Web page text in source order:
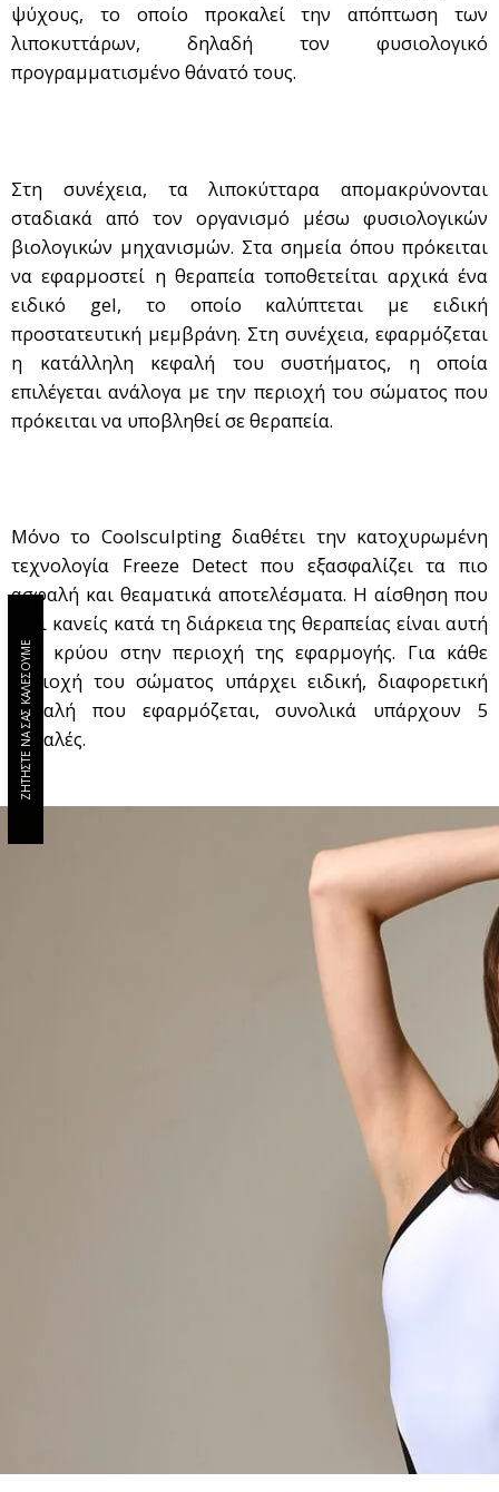
ψύχους, το οποίο προκαλεί την απόπτωση των
λιποκυττάρων, δηλαδή τον φυσιολογικό
προγραμματισμένο θάνατό τους.
Στη συνέχεια, τα λιποκύτταρα απομακρύνονται
σταδιακά από τον οργανισμό μέσω φυσιολογικών
βιολογικών μηχανισμών. Στα σημεία όπου πρόκειται
να εφαρμοστεί η θεραπεία τοποθετείται αρχικά ένα
ειδικό gel, το οποίο καλύπτεται με ειδική
προστατευτική μεμβράνη. Στη συνέχεια, εφαρμόζεται
η κατάλληλη κεφαλή του συστήματος, η οποία
επιλέγεται ανάλογα με την περιοχή του σώματος που
πρόκειται να υποβληθεί σε θεραπεία.
Μόνο το Coolsculpting διαθέτει την κατοχυρωμένη
τεχνολογία Freeze Detect που εξασφαλίζει τα πιο
ασφαλή και θεαματικά αποτελέσματα. Η αίσθηση που
έχει κανείς κατά τη διάρκεια της θεραπείας είναι αυτή
του κρύου στην περιοχή της εφαρμογής. Για κάθε
περιοχή του σώματος υπάρχει ειδική, διαφορετική
κεφαλή που εφαρμόζεται, συνολικά υπάρχουν 5
κεφαλές.
ΖΗΤΗΣΤΕ ΝΑ ΣΑΣ ΚΑΛΕΣΟΥΜΕ